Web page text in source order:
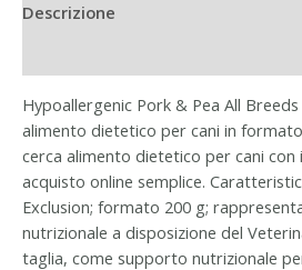
Descrizione
Hypoallergenic Pork & Pea All
alimento dietetico per cani in
cerca alimento dietetico per cani con
acquisto online semplice.
Exclusion; formato 200 g;
nutrizionale a disposizione del
taglia, come supporto nutrizionale